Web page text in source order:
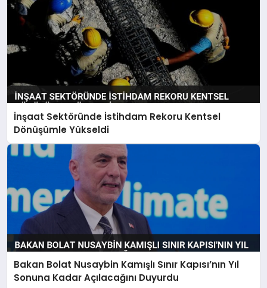
İnşaat Sektöründe İstihdam Rekoru Kentsel
Dönüşümle Yükseldi
Bakan Bolat Nusaybin Kamışlı Sınır Kapısı’nın Yıl
Sonuna Kadar Açılacağını Duyurdu